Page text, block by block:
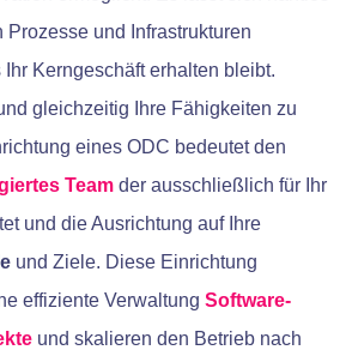
Prozesse und Infrastrukturen
Kerngeschäft erhalten bleibt.
gleichzeitig Ihre Fähigkeiten zu
eines ODC bedeutet den
Team der ausschließlich für Ihr
und die Ausrichtung auf Ihre
und Ziele. Diese Einrichtung
effiziente Verwaltung Software-
und skalieren den Betrieb nach